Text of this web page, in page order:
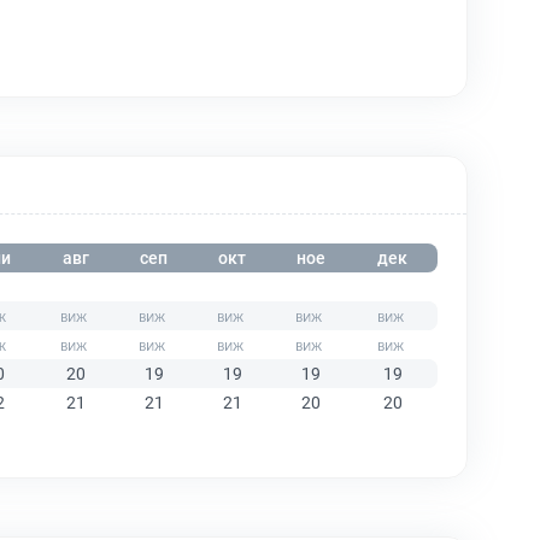
авг сеп окт ное дек
20 19 19 19
19
21 21 21 20 20